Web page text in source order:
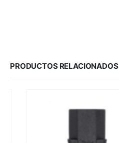
PRODUCTOS RELACIONADOS